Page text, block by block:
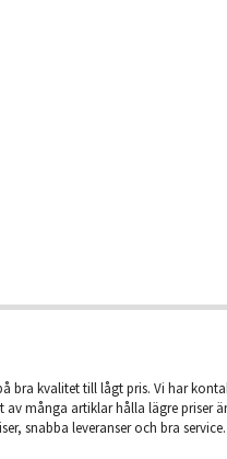
bra kvalitet till lågt pris. Vi har
många artiklar hålla lägre priser
snabba leveranser och bra service.